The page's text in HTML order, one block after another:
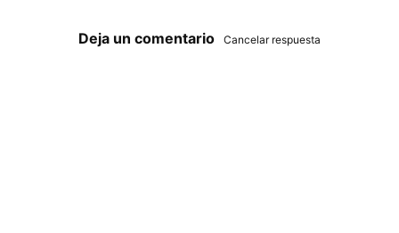
Deja un comentario Cancelar respuesta